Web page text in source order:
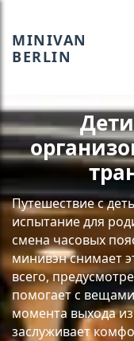
MINIVAN
BERLIN
Путешествие с
испытание для
смена часовых
минивэн снимает
всего,
помогает с
момента выхода
заслуживает